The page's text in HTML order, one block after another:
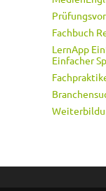
Fachbuch
LernApp
Einfacher